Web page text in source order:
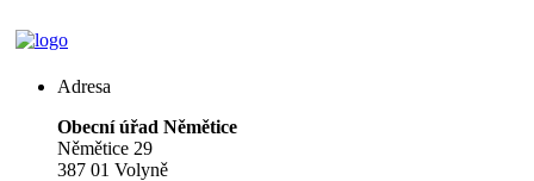
Adresa
Obecní úřad Němětice
Němětice 29
387 01 Volyně